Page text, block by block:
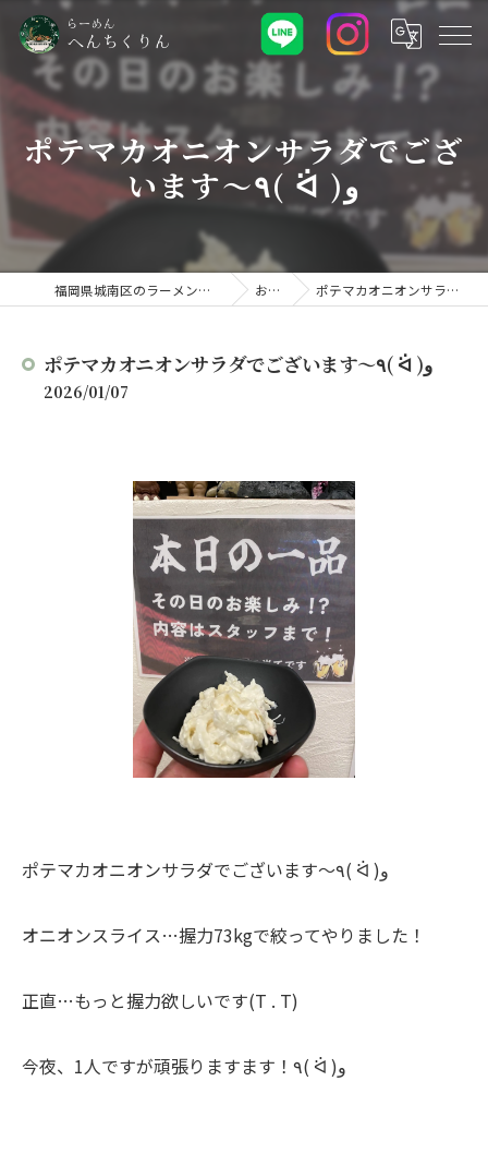
ポテマカオニオンサラダでござ
います〜٩( ᐛ )و
福岡県城南区のラーメンなららーめん へんちくりん お知らせ
ポテマカオニオンサラダでございます〜٩( ᐛ )و
2026/01/07
ポテマカオニオンサラダでございます〜٩( ᐛ )و
オニオンスライス…握力73kgで絞ってやりました！
正直…もっと握力欲しいです(T . T)
今夜、1人ですが頑張りますます！٩( ᐛ )و